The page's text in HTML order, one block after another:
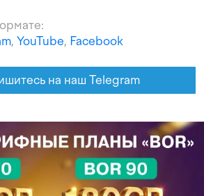
, YouTube, Facebook
на наш Telegram